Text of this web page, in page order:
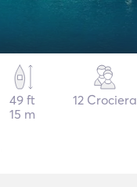
49 ft
15 m
12 Crociera